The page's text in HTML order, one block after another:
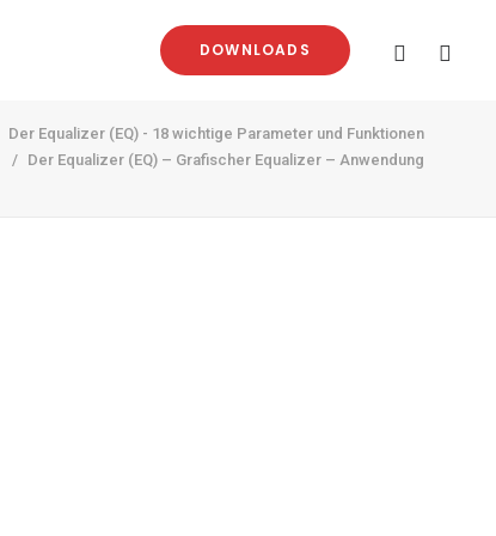
DOWNLOADS
Der Equalizer (EQ) - 18 wichtige Parameter und Funktionen
Der Equalizer (EQ) – Grafischer Equalizer – Anwendung